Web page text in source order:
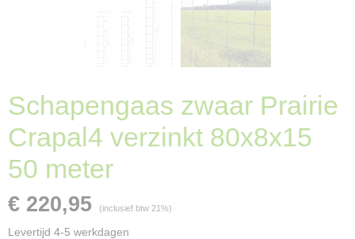
Schapengaas zwaar Prairie
Crapal4 verzinkt 80x8x15
50 meter
€ 220,95 (inclusief btw 21%)
Levertijd 4-5 werkdagen